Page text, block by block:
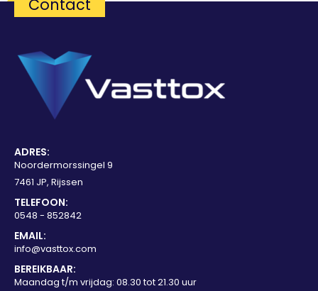
Contact
ADRES:
Noordermorssingel 9
7461 JP, Rijssen
TELEFOON:
0548 - 852842
EMAIL:
info@vasttox.com
BEREIKBAAR:
Maandag t/m vrijdag: 08.30 tot 21.30 uur